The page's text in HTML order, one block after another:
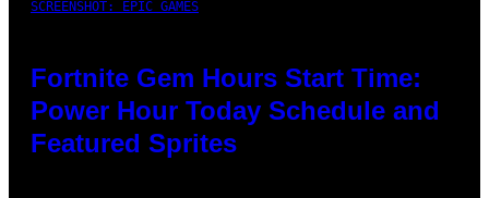
SCREENSHOT: EPIC GAMES
Fortnite Gem Hours Start Time:
Power Hour Today Schedule and
Featured Sprites